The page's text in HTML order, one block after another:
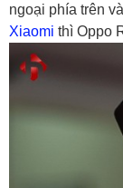
ngoại phía trên
Xiaomi thì Oppo